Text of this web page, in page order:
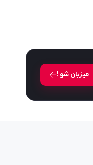
میزبان شو !